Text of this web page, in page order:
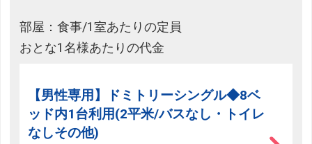
部屋：食事/1室あたりの定員
おとな1名様あたりの代金
【男性専用】ドミトリーシングル◆8ベ
ッド内1台利用(2平米/バスなし・トイレ
なしその他)